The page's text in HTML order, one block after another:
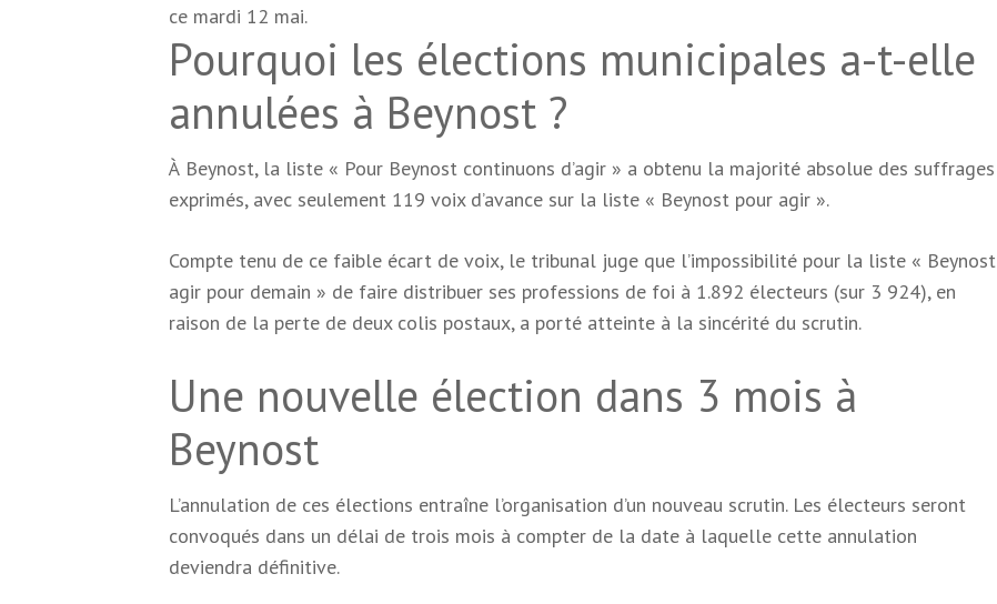
ce mardi 12 mai.
Pourquoi les élections municipales a-t-elle
annulées à Beynost ?
À Beynost, la liste « Pour Beynost continuons d’agir » a obtenu la majorité absolue des suffrages
exprimés, avec seulement 119 voix d’avance sur la liste « Beynost pour agir ».
Compte tenu de ce faible écart de voix, le tribunal juge que l’impossibilité pour la liste « Beynost
agir pour demain » de faire distribuer ses professions de foi à 1.892 électeurs (sur 3 924), en
raison de la perte de deux colis postaux, a porté atteinte à la sincérité du scrutin.
Une nouvelle élection dans 3 mois à
Beynost
L’annulation de ces élections entraîne l’organisation d’un nouveau scrutin. Les électeurs seront
convoqués dans un délai de trois mois à compter de la date à laquelle cette annulation
deviendra définitive.